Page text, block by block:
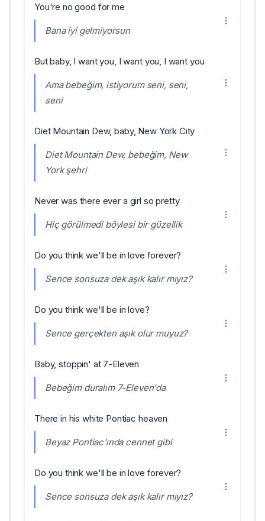
You're no good for me
Bana iyi gelmiyorsun
But baby, I want you, I want you, I want you
Ama bebeğim, istiyorum seni, seni,
seni
Diet Mountain Dew, baby, New York City
Diet Mountain Dew, bebeğim, New
York şehri
Never was there ever a girl so pretty
Hiç görülmedi böylesi bir güzellik
Do you think we'll be in love forever?
Sence sonsuza dek aşık kalır mıyız?
Do you think we'll be in love?
Sence gerçekten aşık olur muyuz?
Baby, stoppin' at 7-Eleven
Bebeğim duralım 7-Eleven'da
There in his white Pontiac heaven
Beyaz Pontiac'ında cennet gibi
Do you think we'll be in love forever?
Sence sonsuza dek aşık kalır mıyız?